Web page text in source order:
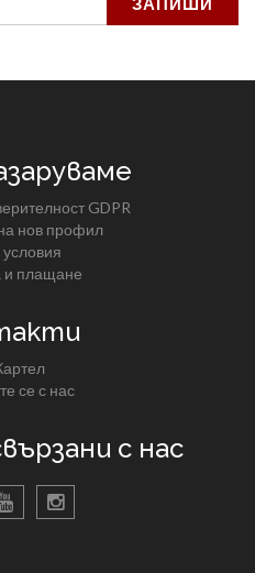
GDPR
нов профил
и плащане
се с нас
с нас